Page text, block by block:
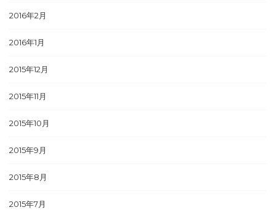
2016年2月
2016年1月
2015年12月
2015年11月
2015年10月
2015年9月
2015年8月
2015年7月